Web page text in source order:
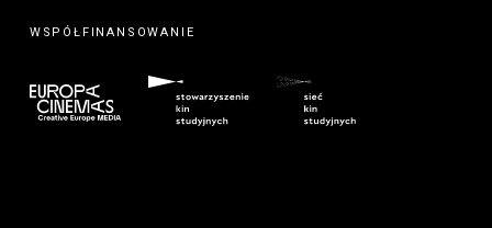
WSPÓŁFINANSOWANIE